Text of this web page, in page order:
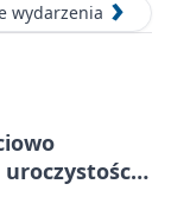
wydarzenia